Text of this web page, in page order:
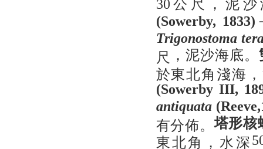
30
(Sowerby, 1833)
Trigonostoma
尺 ，泥沙海底。
於東北角淺海
(Sowerby III,
antiquata
有分佈。塔形核
東北角，水深